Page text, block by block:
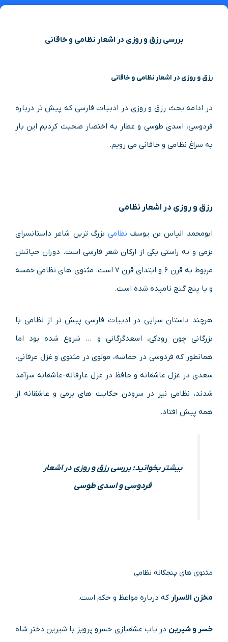
بررسی رزق و روزی در اشعار نظامی و خاقانی
رزق و روزی در اشعار نظامی و خاقانی
در ادامه بحث رزق و روزی در ادبیات فارسی که پیش تر درباره
فردوسی، اسدی طوسی و عطار به اختصار صحبت کردیم این بار
به سراغ نظامی و خاقانی می رویم.
رزق و روزی در اشعار نظامی
ابومحمد الیاس بن یوسف نظامی بزرگ ترین شاعر داستانسرای
بزمی و به راستی یکی از ارکان شعر فارسی است. دوران حیاتش
مربوط به قرن ۶ و ابتدای قرن ۷ است. مثنوی های نظامی خمسه
و یا پنج گنج نامیده شده است.
هرچند داستان سرایی در ادبیات فارسی پیش تر از نظامی با
بزرگانی چون رودکی، اسعدگرگانی و … شروع شده بود اما
همانطور که فردوسی در حماسه، مولوی در مثنوی و غزل عرفانی،
سعدی در غزل عاشقانه و حافظ در غزل عارفانه-عاشقانه سرآمد
شدند، نظامی نیز در سرودن حکایت های بزمی و عاشقانه از
همه پیش افتاد.
بیشتر بخوانید: بررسی رزق و روزی در اشعار
فردوسی و اسدی طوسی
مثنوی های پنجگانه نظامی
مخزن الاسرار که درباره مواعظ و حکم است.
خسر و شیرین در باب عشقبازی خسرو پرویز با شیرین دختر شاه